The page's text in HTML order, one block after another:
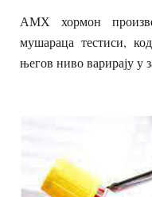
АМХ хормон
мушараца тестиси,
његов ниво варирају у